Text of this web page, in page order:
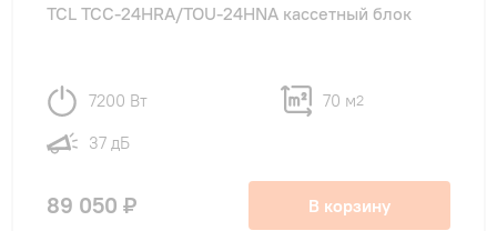
TCL TCC-24HRA/TOU-24HNA кассетный блок
7200 Вт 70 м2
37 дБ
89 050 ₽ В корзину